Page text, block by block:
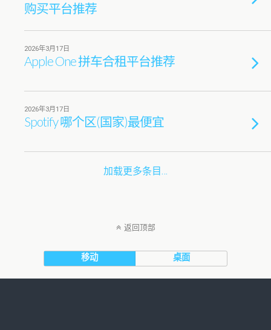
购买平台推荐
2026年3月17日
Apple One 拼车合租平台推荐
2026年3月17日
Spotify 哪个区(国家)最便宜
加载更多条目…
返回顶部
移动 桌面